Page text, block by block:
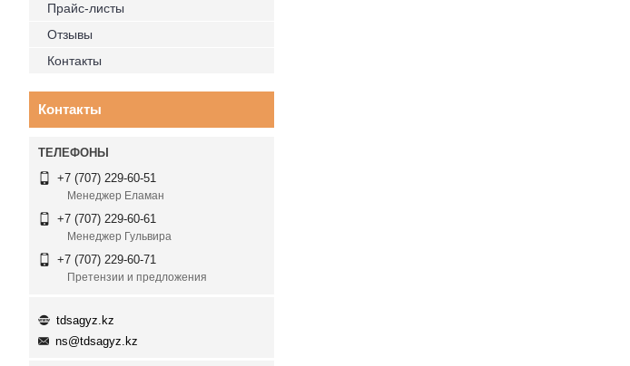
Прайс-листы
Отзывы
Контакты
Контакты
+7 (707) 229-60-51
Менеджер Еламан
+7 (707) 229-60-61
Менеджер Гульвира
+7 (707) 229-60-71
Претензии и предложения
tdsagyz.kz
ns@tdsagyz.kz